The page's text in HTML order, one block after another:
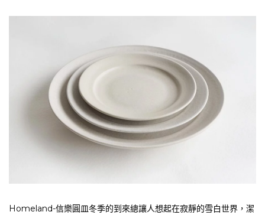
Homeland-信樂圓皿冬季的到來總讓人想起在寂靜的雪白世界，潔